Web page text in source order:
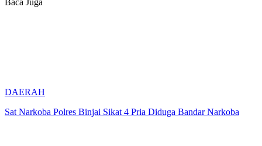
DAERAH
Sat Narkoba Polres Binjai Sikat 4 Pria Diduga Bandar Narkoba